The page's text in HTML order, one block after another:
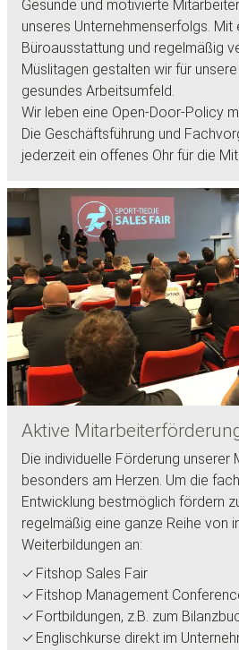
Gesunde und motivierte
unseres Unternehmenserfolgs.
Büroausstattung und regelmäßig
Müslitagen gestalten wir für
gesundes Arbeitsumfeld.
Wir leben eine Open-Door-Policy
Die Geschäftsführung und
jederzeit ein offenes Ohr für die
Aktive
Die individuelle Förderung unserer
besonders am Herzen. Um die
Entwicklung bestmöglich fördern
regelmäßig eine ganze Reihe von
Weiterbildungen an:
Fitshop Sales Fair
Fitshop Management
Fortbildungen, z.B. zum
Englischkurse direkt im